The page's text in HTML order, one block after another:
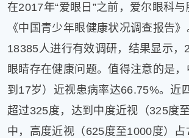
在2017年“爱眼日”之前，爱尔眼科
《中国青少年眼健康状况调查报告
18385人进行有效调研，结果显示，
眼睛存在健康问题。值得注意的是
到17岁）近视患病率达66.75%。近
超过325度，达到中度近视（325度
中，高度近视（625度至1000度）占